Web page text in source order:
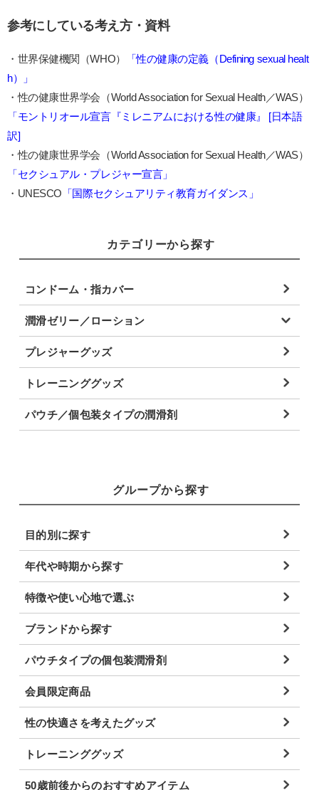
参考にしている考え方・資料
・世界保健機関（WHO）
「性の健康の定義（Defining sexual healt
h）」
・性の健康世界学会（World Association for Sexual Health／WAS）
「モントリオール宣言『ミレニアムにおける性の健康』 [日本語
訳]
・性の健康世界学会（World Association for Sexual Health／WAS）
「セクシュアル・プレジャー宣言」
・UNESCO 「国際セクシュアリティ教育ガイダンス」
カテゴリーから探す
コンドーム・指カバー
潤滑ゼリー／ローション
プレジャーグッズ
トレーニンググッズ
パウチ／個包装タイプの潤滑剤
グループから探す
目的別に探す
年代や時期から探す
特徴や使い心地で選ぶ
ブランドから探す
パウチタイプの個包装潤滑剤
会員限定商品
性の快適さを考えたグッズ
トレーニンググッズ
50歳前後からのおすすめアイテム